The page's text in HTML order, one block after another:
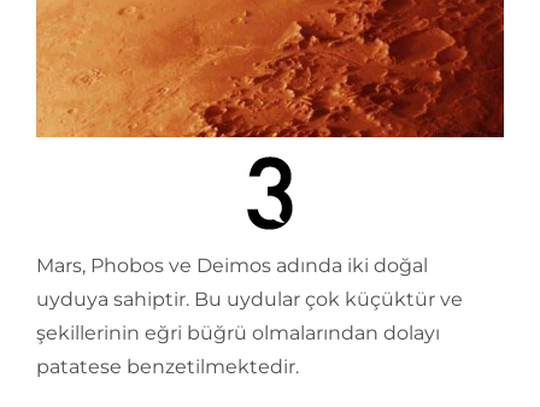
Mars, Phobos ve Deimos adında iki doğal
uyduya sahiptir. Bu uydular çok küçüktür ve
şekillerinin eğri büğrü olmalarından dolayı
patatese benzetilmektedir.